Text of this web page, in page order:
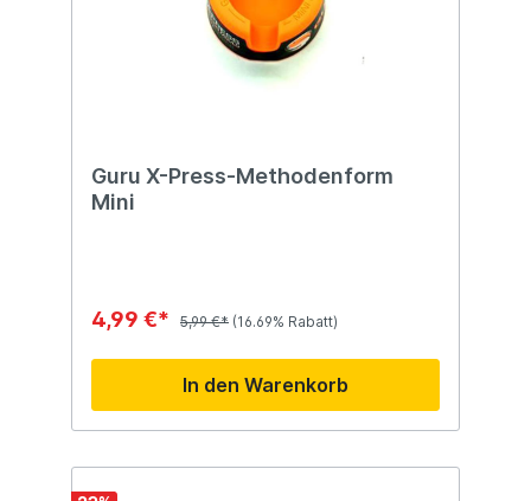
Guru X-Press-Methodenform
Mini
4,99 €* 5,99 €* (16.69% Rabatt)
In den Warenkorb